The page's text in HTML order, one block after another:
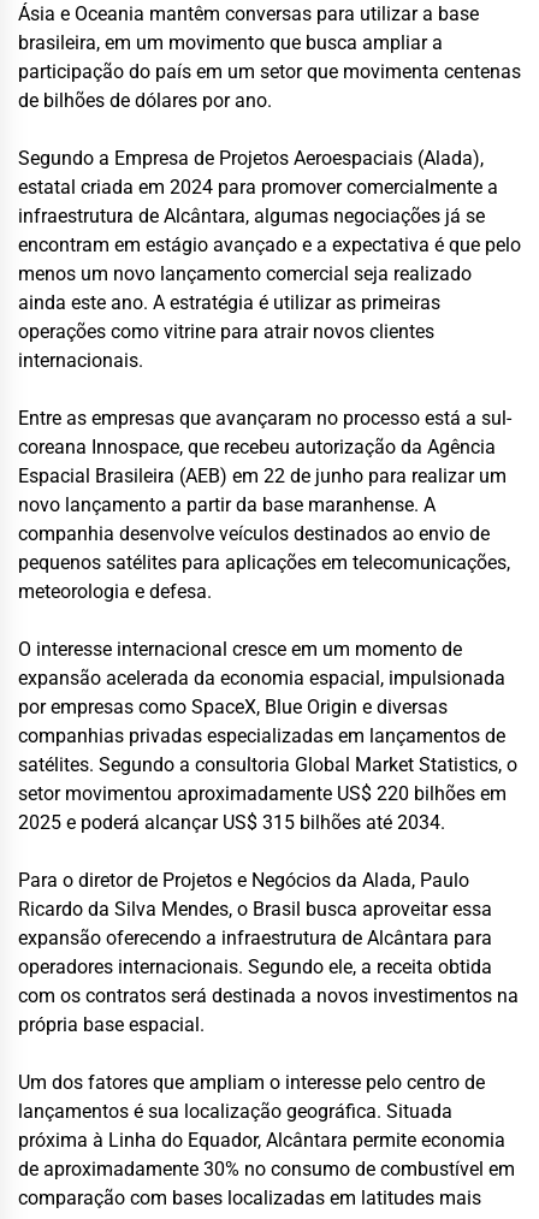
Ásia e Oceania mantêm conversas para utilizar a base
brasileira, em um movimento que busca ampliar a
participação do país em um setor que movimenta centenas
de bilhões de dólares por ano.
Segundo a Empresa de Projetos Aeroespaciais (Alada),
estatal criada em 2024 para promover comercialmente a
infraestrutura de Alcântara, algumas negociações já se
encontram em estágio avançado e a expectativa é que pelo
menos um novo lançamento comercial seja realizado
ainda este ano. A estratégia é utilizar as primeiras
operações como vitrine para atrair novos clientes
internacionais.
Entre as empresas que avançaram no processo está a sul-
coreana Innospace, que recebeu autorização da Agência
Espacial Brasileira (AEB) em 22 de junho para realizar um
novo lançamento a partir da base maranhense. A
companhia desenvolve veículos destinados ao envio de
pequenos satélites para aplicações em telecomunicações,
meteorologia e defesa.
O interesse internacional cresce em um momento de
expansão acelerada da economia espacial, impulsionada
por empresas como SpaceX, Blue Origin e diversas
companhias privadas especializadas em lançamentos de
satélites. Segundo a consultoria Global Market Statistics, o
setor movimentou aproximadamente US$ 220 bilhões em
2025 e poderá alcançar US$ 315 bilhões até 2034.
Para o diretor de Projetos e Negócios da Alada, Paulo
Ricardo da Silva Mendes, o Brasil busca aproveitar essa
expansão oferecendo a infraestrutura de Alcântara para
operadores internacionais. Segundo ele, a receita obtida
com os contratos será destinada a novos investimentos na
própria base espacial.
Um dos fatores que ampliam o interesse pelo centro de
lançamentos é sua localização geográfica. Situada
próxima à Linha do Equador, Alcântara permite economia
de aproximadamente 30% no consumo de combustível em
comparação com bases localizadas em latitudes mais